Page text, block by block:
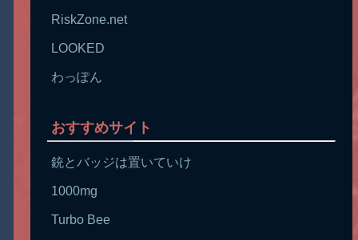
RiskZone.net
LOOKED
わっぽん
おすすめサイト
銃とバッジは置いていけ
1000mg
Turbo Bee